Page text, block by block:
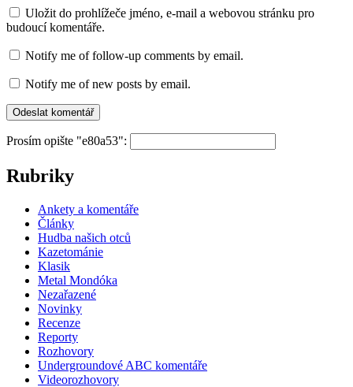
Uložit do prohlížeče jméno, e-mail a webovou stránku pro
budoucí komentáře.
Notify me of follow-up comments by email.
Notify me of new posts by email.
Prosím opište "e80a53":
Rubriky
Ankety a komentáře
Články
Hudba našich otců
Kazetománie
Klasik
Metal Mondóka
Nezařazené
Novinky
Recenze
Reporty
Rozhovory
Undergroundové ABC komentáře
Videorozhovory